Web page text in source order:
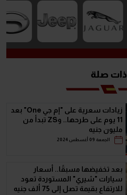
ذات صلة
زيادات سعرية على "إم جي One" بعد
11 يوم على طرحها.. وZS تبدأ من
مليون جنيه
الجمعة 09 أغسطس 2024
بعد تخفيضها مسبقًا.. أسعار
سيارات "شيري" المستوردة تعود
للارتفاع بقيمة تصل إلى 75 ألف جنيه